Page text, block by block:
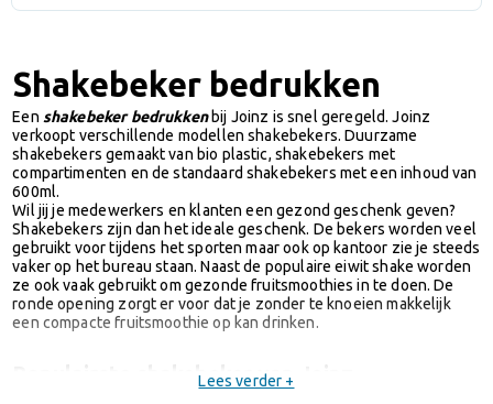
Shakebeker bedrukken
Een shakebeker bedrukkenbij Joinz is snel geregeld. Joinz
verkoopt verschillende modellen shakebekers. Duurzame
shakebekers gemaakt van bio plastic, shakebekers met
compartimenten en de standaard shakebekers met een inhoud van
600ml.
Wil jij je medewerkers en klanten een gezond geschenk geven?
Shakebekers zijn dan het ideale geschenk. De bekers worden veel
gebruikt voor tijdens het sporten maar ook op kantoor zie je steeds
vaker op het bureau staan. Naast de populaire eiwit shake worden
ze ook vaak gebruikt om gezonde fruitsmoothies in te doen. De
ronde opening zorgt er voor dat je zonder te knoeien makkelijk
een compacte fruitsmoothie op kan drinken.
Populairste shakebeker van Joinz
Lees verder +